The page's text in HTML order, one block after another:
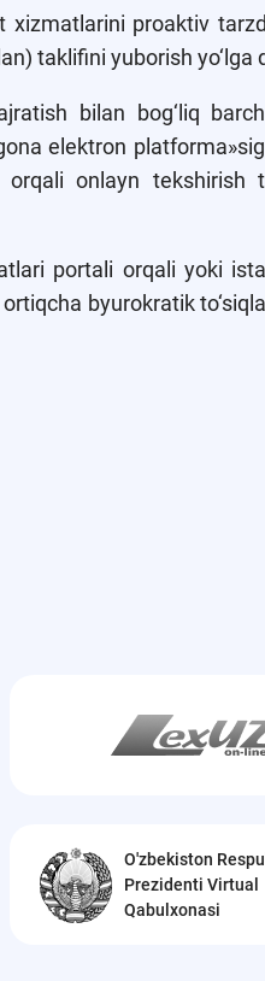
xizmatlarini proaktiv
taklifini yuborish yo‘lga
bilan bog‘liq
elektron
onlayn tekshirish
portali orqali yoki
byurokratik
O'zbekiston
Prezidenti Virtual
Qabulxonasi